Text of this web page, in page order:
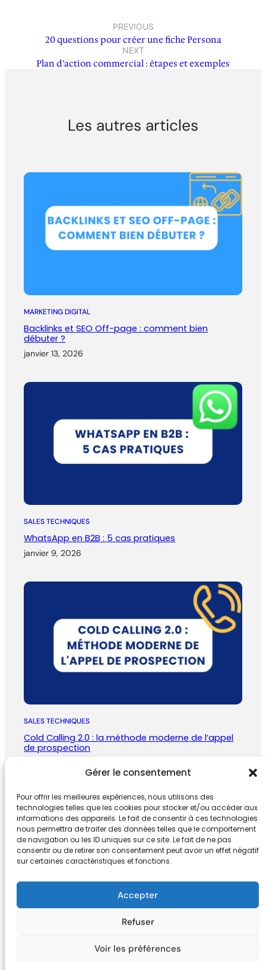
Gérer le consentement
Pour offrir les meilleures expériences, nous utilisons des
technologies telles que les cookies pour stocker et/ou accéder aux
informations des appareils. Le fait de consentir à ces technologies
nous permettra de traiter des données telles que le comportement
de navigation ou les ID uniques sur ce site. Le fait de ne pas
consentir ou de retirer son consentement peut avoir un effet négatif
sur certaines caractéristiques et fonctions.
Accepter
Refuser
Voir les préférences
PREVIOUS
20 questions pour créer une fiche Persona
NEXT
Plan d’action commercial : étapes et exemples
Les autres articles
MARKETING DIGITAL
Backlinks et SEO Off-page : comment bien
débuter ?
janvier 13, 2026
SALES TECHNIQUES
WhatsApp en B2B : 5 cas pratiques
janvier 9, 2026
SALES TECHNIQUES
Cold Calling 2.0 : la méthode moderne de l’appel
de prospection
SV Digital
+33674132
Mentions légales